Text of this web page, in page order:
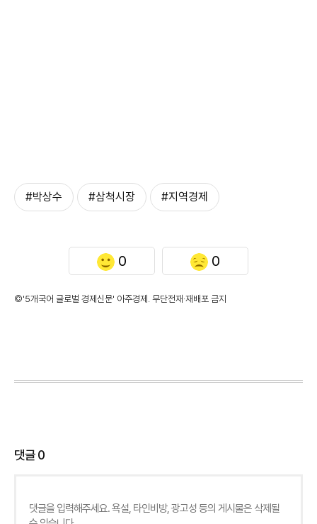
#박상수 #삼척시장 #지역경제
0 0
©'5개국어 글로벌 경제신문' 아주경제. 무단전재·재배포 금지
댓글0